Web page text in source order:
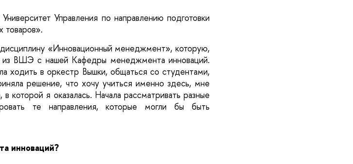
Управления по направлению подготовки
«Инновационный менеджмент», которую,
из ВШЭ с нашей Кафедры менеджмента инноваций.
ходить в оркестр Вышки, общаться со студентами,
решение, что хочу учиться именно здесь, мне
которой я оказалась. Начала рассматривать разные
те направления, которые могли бы быть
инноваций?